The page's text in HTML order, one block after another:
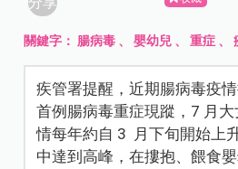
關鍵字： 腸病毒 、嬰幼兒 、重症 、
疾管署提醒，近期腸病毒疫
首例腸病毒重症現蹤，7 月
情每年約自 3 月下旬開始上
中達到高峰，在摟抱、餵食